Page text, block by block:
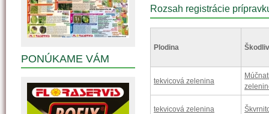
Rozsah registrácie
Plodina
tekvicová zelenina
tekvicová zelenina
PONÚKAME VÁM